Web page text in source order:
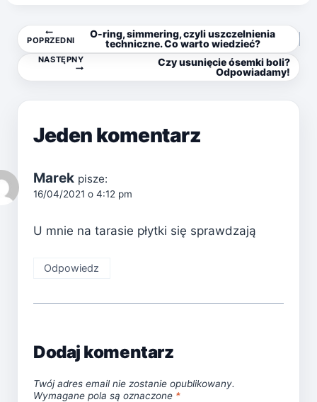
Nawigacja
wpisu
POPRZEDNI
O-ring, simmering, czyli uszczelnienia
techniczne. Co warto wiedzieć?
NASTĘPNY
Czy usunięcie ósemki boli?
Odpowiadamy!
Jeden komentarz
Marek pisze:
16/04/2021 o 4:12 pm
U mnie na tarasie płytki się sprawdzają
Odpowiedz
Dodaj komentarz
Twój adres email nie zostanie opublikowany.
Wymagane pola są oznaczone *